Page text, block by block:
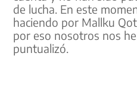
de lucha. En este
haciendo por Mallku
por eso nosotros nos
puntualizó.